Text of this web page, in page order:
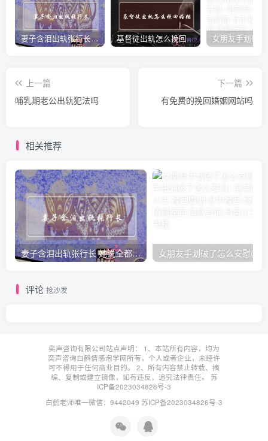
妻子含泪出轨张行长 她说全都是因为家中 基督徒出轨怎么挽回婚姻(基督徒面对出轨婚姻)
上一篇
哺乳期老公出轨犯法吗
下一篇
有免费的挽回婚姻网站吗
相关推荐
妻子含泪出轨张行长 她说全都是因为家中
评论 抢沙发
奕声咨询有限公司站点声明： 1、本站所有内容，均为
奕声咨询白鹤情感泡学网所有，个人或者企业，未经许
可不得用于任何商业目的。 2、所有内容禁止转载、摘
编、复制或建立镜像，如有违反，追究法律责任。 苏
ICP备2023034826号-3
白鹤老师唯一微信：9442049 苏ICP备2023034826号-3